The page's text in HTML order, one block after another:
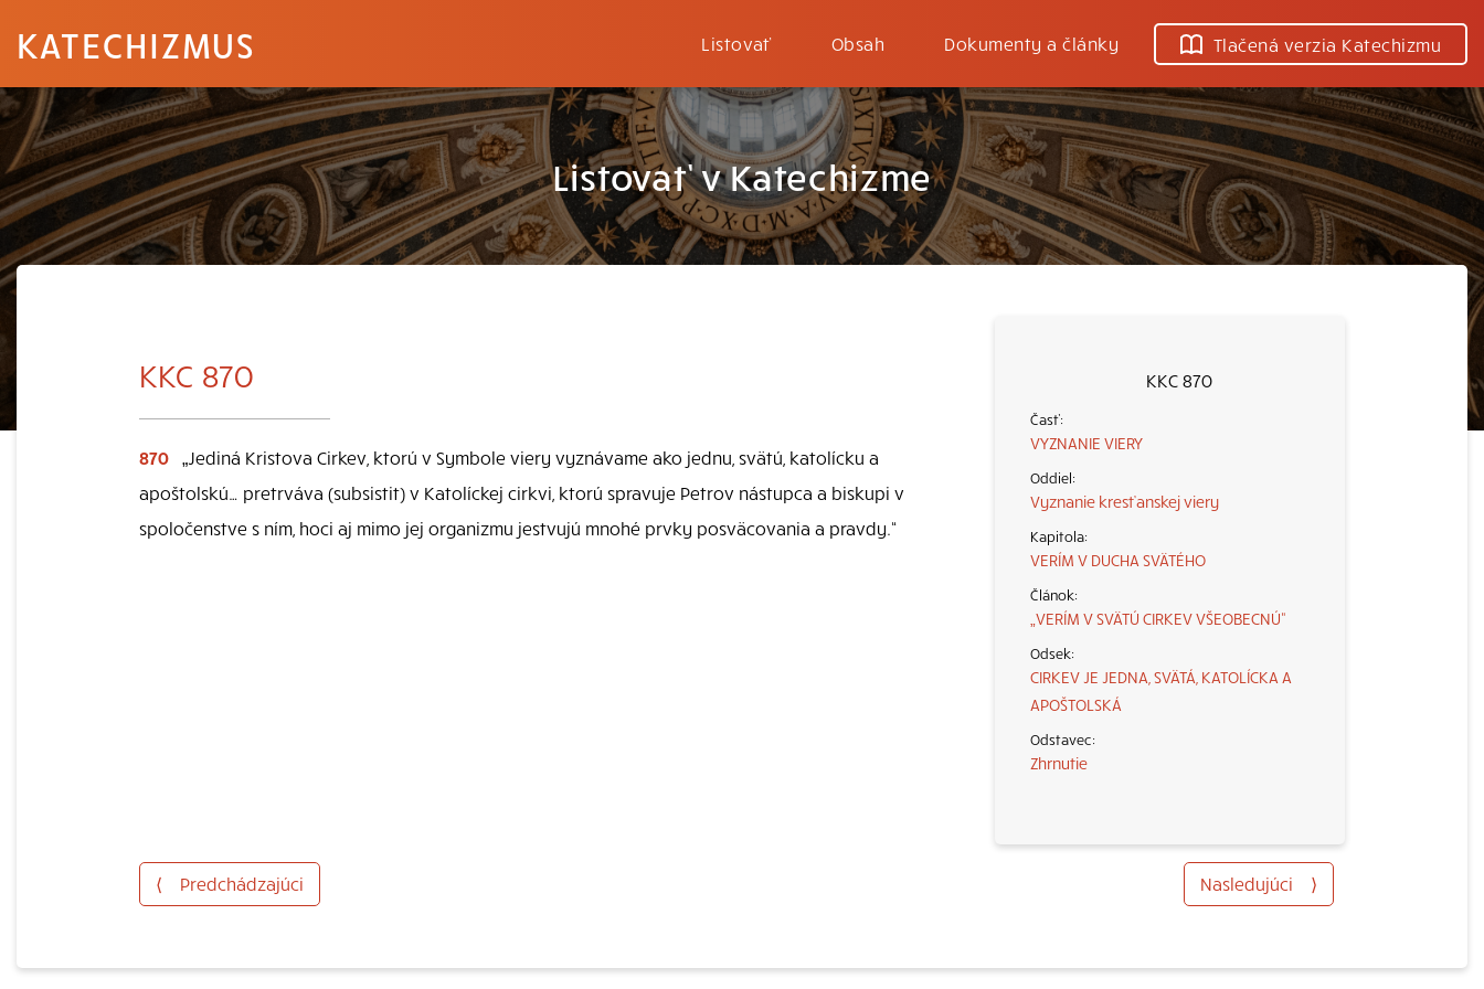
KATECHIZMUS Listovať Obsah Dokumenty a články Tlačená verzia Katechizmu
Listovať v Katechizme
KKC 870
VYZNANIE VIERY
Vyznanie kresťanskej viery
VERÍM V DUCHA SVÄTÉHO
„VERÍM V SVÄTÚ CIRKEV VŠEOBECNÚ“
CIRKEV JE JEDNA, SVÄTÁ, KATOLÍCKA A
APOŠTOLSKÁ
Zhrnutie
KKC 870
870 „Jediná Kristova Cirkev, ktorú v Symbole viery vyznávame ako jednu, svätú, katolícku a
apoštolskú… pretrváva (subsistit) v Katolíckej cirkvi, ktorú spravuje Petrov nástupca a biskupi v
spoločenstve s ním, hoci aj mimo jej organizmu jestvujú mnohé prvky posväcovania a pravdy.“
⟨ Predchádzajúci Nasledujúci ⟩